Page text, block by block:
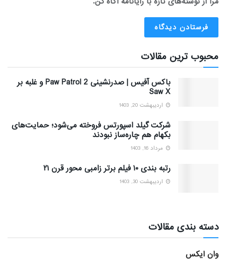
محبوب ترین مقالات
باکس آفیس | صدرنشینی Paw Patrol 2 و غلبه بر
Saw X
اردیبهشت 20, 1403
شرکت گیلد اسپورتس فروخته می‌شود؛ حمایت‌های
بکهام هم چاره‌ساز نبودند
مرداد 16, 1403
رتبه بندی ۱۰ فیلم برتر زامبی محور قرن ۲۱
اردیبهشت 30, 1403
دسته بندی مقالات
وان ایکس